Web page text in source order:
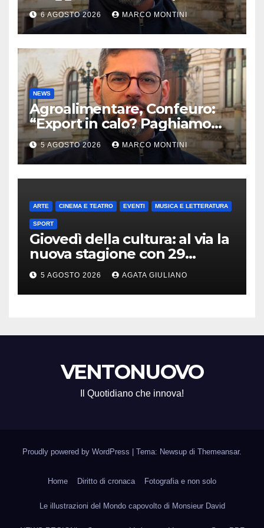
passo ma da solo non basta”
6 AGOSTO 2026 MARCO MONTINI
NEWS
Agroalimentare, Confeuro:
“Export in calo? Paghiamo
prezzo accondiscendenza Ue
e Italia con Usa”
5 AGOSTO 2026 MARCO MONTINI
ARTE CINEMA E TEATRO EVENTI MUSICA E LETTERATURA
SPORT
Giovedì della cultura: al via la
nuova stagione con 29
appuntamenti da ottobre a
maggio
5 AGOSTO 2026 AGATA GIULIANO
VENTONUOVO
Il Quotidiano che innova!
Proudly powered by WordPress Tema: Newsup di Themeansar.
Home Diritto di cronaca Fotografia e non solo
Le illustrazioni del Mondo capovolto di Monsieur David